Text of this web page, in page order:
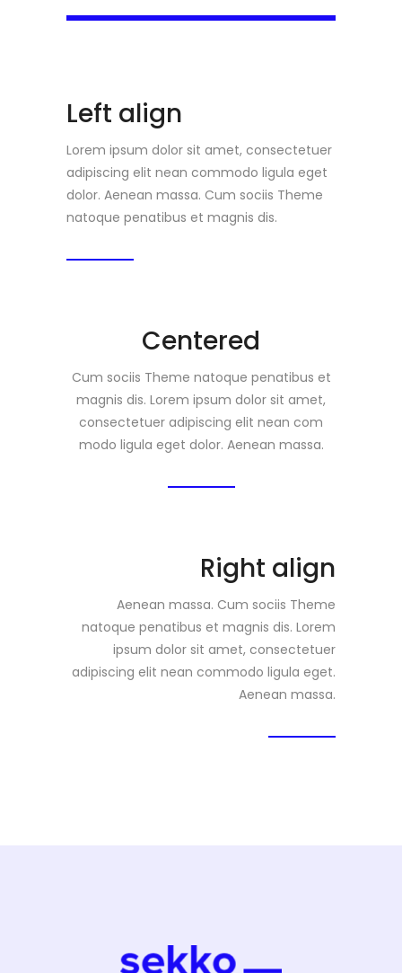
Left align
Lorem ipsum dolor sit amet, consectetuer
adipiscing elit nean commodo ligula eget
dolor. Aenean massa. Cum sociis Theme
natoque penatibus et magnis dis.
Centered
Cum sociis Theme natoque penatibus et
magnis dis. Lorem ipsum dolor sit amet,
consectetuer adipiscing elit nean com
modo ligula eget dolor. Aenean massa.
Right align
Aenean massa. Cum sociis Theme
natoque penatibus et magnis dis. Lorem
ipsum dolor sit amet, consectetuer
adipiscing elit nean commodo ligula eget.
Aenean massa.